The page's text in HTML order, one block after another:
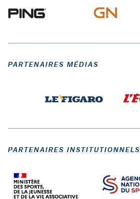
PARTENAIRES MÉDIAS
PARTENAIRES INSTITUTIONNELS